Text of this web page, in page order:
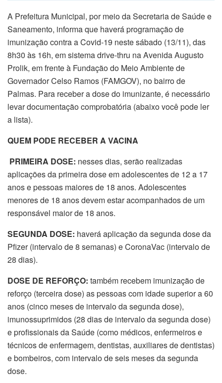
A Prefeitura Municipal, por meio da Secretaria de Saúde e
Saneamento, informa que haverá programação de
imunização contra a Covid-19 neste sábado (13/11), das
8h30 às 16h, em sistema drive-thru na Avenida Augusto
Prolik, em frente à Fundação do Meio Ambiente de
Governador Celso Ramos (FAMGOV), no bairro de
Palmas. Para receber a dose do imunizante, é necessário
levar documentação comprobatória (abaixo você pode ler
a lista).
QUEM PODE RECEBER A VACINA
PRIMEIRA DOSE: nesses dias, serão realizadas
aplicações da primeira dose em adolescentes de 12 a 17
anos e pessoas maiores de 18 anos. Adolescentes
menores de 18 anos devem estar acompanhados de um
responsável maior de 18 anos.
SEGUNDA DOSE: haverá aplicação da segunda dose da
Pfizer (intervalo de 8 semanas) e CoronaVac (intervalo de
28 dias).
DOSE DE REFORÇO: também recebem imunização de
reforço (terceira dose) as pessoas com idade superior a 60
anos (cinco meses de intervalo da segunda dose),
imunossuprimidos (28 dias de intervalo da segunda dose)
e profissionais da Saúde (como médicos, enfermeiros e
técnicos de enfermagem, dentistas, auxiliares de dentistas)
e bombeiros, com intervalo de seis meses da segunda
dose.